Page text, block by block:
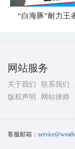
网站服务
关于我们 联系我们
版权声明
网站律师
客服邮箱：